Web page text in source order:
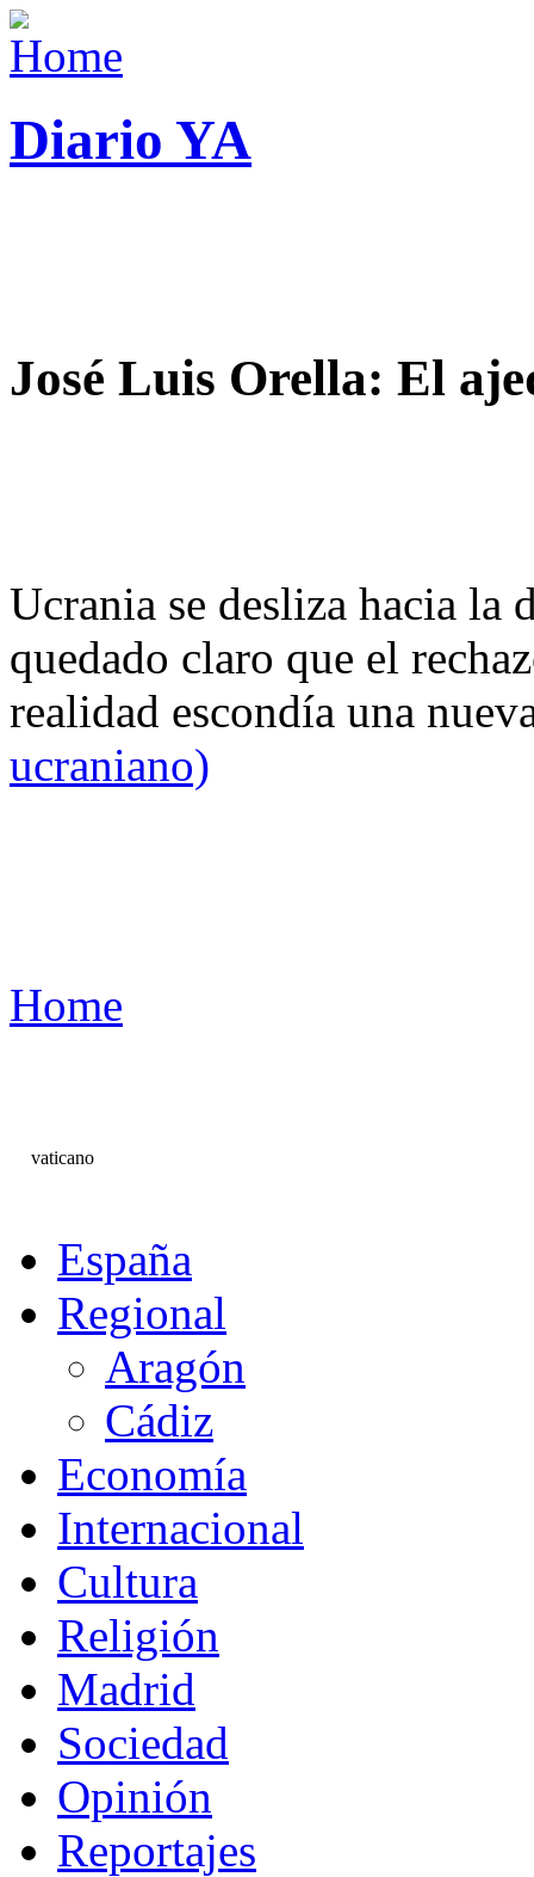
Diario YA
José Luis Orella: El
Ucrania se desliza hacia
quedado claro que el
realidad escondía una
ucraniano)
Home
vaticano
España
Regional
Aragón
Cádiz
Economía
Internacional
Cultura
Religión
Madrid
Sociedad
Opinión
Reportajes